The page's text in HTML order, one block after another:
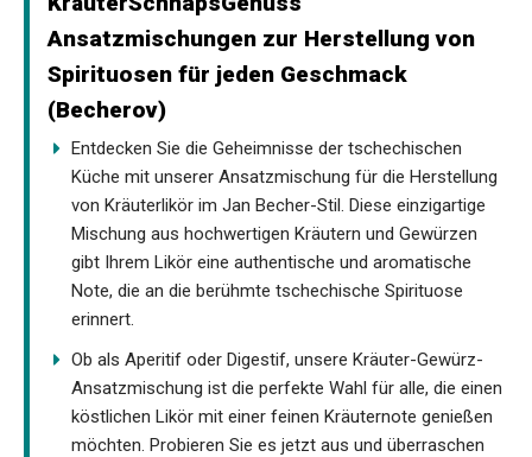
Ansatzmischungen zur Herstellung von
Spirituosen für jeden Geschmack
(Becherov)
Entdecken Sie die Geheimnisse der tschechischen
Küche mit unserer Ansatzmischung für die Herstellung
von Kräuterlikör im Jan Becher-Stil. Diese einzigartige
Mischung aus hochwertigen Kräutern und Gewürzen
gibt Ihrem Likör eine authentische und aromatische
Note, die an die berühmte tschechische Spirituose
erinnert.
Ob als Aperitif oder Digestif, unsere Kräuter-Gewürz-
Ansatzmischung ist die perfekte Wahl für alle, die einen
köstlichen Likör mit einer feinen Kräuternote genießen
möchten. Probieren Sie es jetzt aus und überraschen